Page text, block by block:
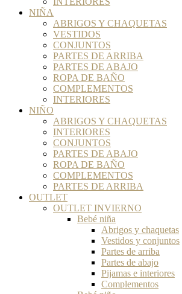
NIÑA
ABRIGOS Y CHAQUETAS
VESTIDOS
CONJUNTOS
PARTES DE ARRIBA
PARTES DE ABAJO
ROPA DE BAÑO
COMPLEMENTOS
INTERIORES
NIÑO
ABRIGOS Y CHAQUETAS
INTERIORES
CONJUNTOS
PARTES DE ABAJO
ROPA DE BAÑO
COMPLEMENTOS
PARTES DE ARRIBA
OUTLET
OUTLET INVIERNO
Bebé niña
Abrigos y chaquetas
Vestidos y conjuntos
Partes de arriba
Partes de abajo
Pijamas e interiores
Complementos